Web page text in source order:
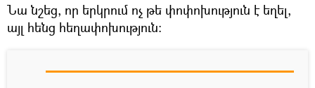
Նա նշեց, որ երկրում ոչ թե փոփոխություն է եղել,
այլ հենց հեղափոխություն։